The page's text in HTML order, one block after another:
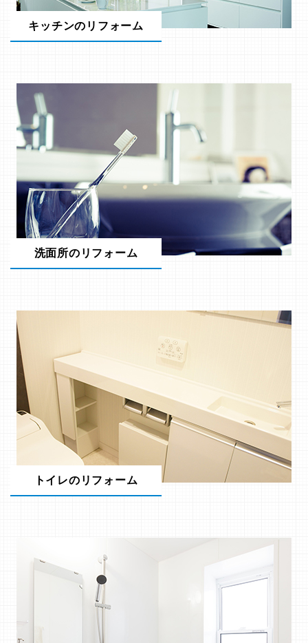
キッチンのリフォーム
洗面所のリフォーム
トイレのリフォーム